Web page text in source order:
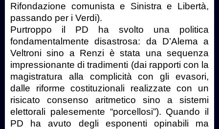
Rifondazione comunista e Sinistra e Libertà,
passando per i Verdi).
Purtroppo il PD ha svolto una politica
fondamentalmente disastrosa: da D’Alema a
Veltroni sino a Renzi è stata una sequenza
impressionante di tradimenti (dai rapporti con la
magistratura alla complicità con gli evasori,
dalle riforme costituzionali realizzate con un
risicato consenso aritmetico sino a sistemi
elettorali palesemente “porcellosi”). Quando il
PD ha avuto degli esponenti opinabili ma